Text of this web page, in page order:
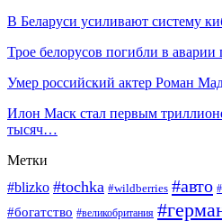
В Беларуси усиливают систему
Трое белорусов погибли в
Умер российский актер Роман
Илон Маск стал первым
тысяч…
Метки
#blizko #tochka #wildberries #авто
#богатство #великобритания